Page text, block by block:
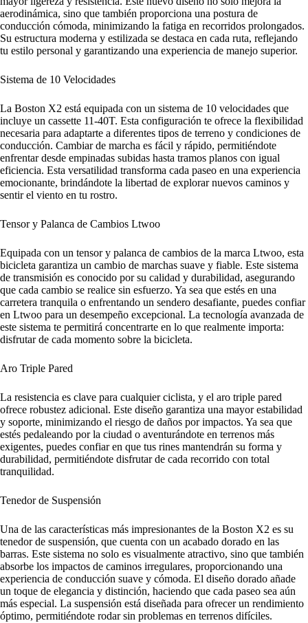
aerodinámica, sino que también proporciona una postura de
conducción cómoda, minimizando la fatiga en recorridos prolongados.
Su estructura moderna y estilizada se destaca en cada ruta, reflejando
tu estilo personal y garantizando una experiencia de manejo superior.
Sistema de 10 Velocidades
La Boston X2 está equipada con un sistema de 10 velocidades que
incluye un cassette 11-40T. Esta configuración te ofrece la flexibilidad
necesaria para adaptarte a diferentes tipos de terreno y condiciones de
conducción. Cambiar de marcha es fácil y rápido, permitiéndote
enfrentar desde empinadas subidas hasta tramos planos con igual
eficiencia. Esta versatilidad transforma cada paseo en una experiencia
emocionante, brindándote la libertad de explorar nuevos caminos y
sentir el viento en tu rostro.
Tensor y Palanca de Cambios Ltwoo
Equipada con un tensor y palanca de cambios de la marca Ltwoo, esta
bicicleta garantiza un cambio de marchas suave y fiable. Este sistema
de transmisión es conocido por su calidad y durabilidad, asegurando
que cada cambio se realice sin esfuerzo. Ya sea que estés en una
carretera tranquila o enfrentando un sendero desafiante, puedes confiar
en Ltwoo para un desempeño excepcional. La tecnología avanzada de
este sistema te permitirá concentrarte en lo que realmente importa:
disfrutar de cada momento sobre la bicicleta.
Aro Triple Pared
La resistencia es clave para cualquier ciclista, y el aro triple pared
ofrece robustez adicional. Este diseño garantiza una mayor estabilidad
y soporte, minimizando el riesgo de daños por impactos. Ya sea que
estés pedaleando por la ciudad o aventurándote en terrenos más
exigentes, puedes confiar en que tus rines mantendrán su forma y
durabilidad, permitiéndote disfrutar de cada recorrido con total
tranquilidad.
Tenedor de Suspensión
Una de las características más impresionantes de la Boston X2 es su
tenedor de suspensión, que cuenta con un acabado dorado en las
barras. Este sistema no solo es visualmente atractivo, sino que también
absorbe los impactos de caminos irregulares, proporcionando una
experiencia de conducción suave y cómoda. El diseño dorado añade
un toque de elegancia y distinción, haciendo que cada paseo sea aún
más especial. La suspensión está diseñada para ofrecer un rendimiento
óptimo, permitiéndote rodar sin problemas en terrenos difíciles.